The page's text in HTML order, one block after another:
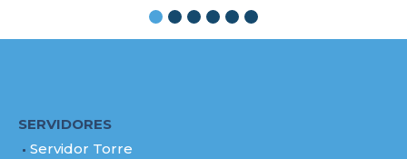
SERVIDORES
Servidor Torre